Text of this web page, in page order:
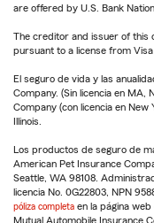
are offered by U.S. Bank
The creditor and issuer of this
pursuant to a license from Visa
El seguro de vida y las
Company. (Sin licencia en MA,
Company (con licencia en New
Illinois.
Los productos de seguro de
American Pet Insurance
Seattle, WA 98108.
licencia No. 0G22803, NPN
póliza completa en la página
Mutual Automobile Insurance